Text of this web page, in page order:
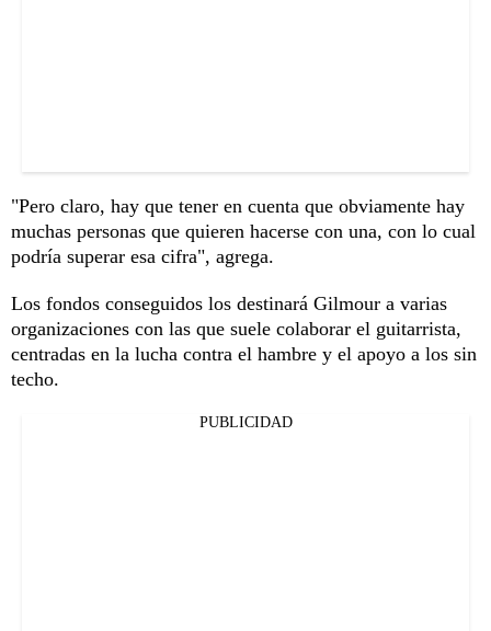
"Pero claro, hay que tener en cuenta que obviamente hay
muchas personas que quieren hacerse con una, con lo cual
podría superar esa cifra", agrega.
Los fondos conseguidos los destinará Gilmour a varias
organizaciones con las que suele colaborar el guitarrista,
centradas en la lucha contra el hambre y el apoyo a los sin
techo.
PUBLICIDAD